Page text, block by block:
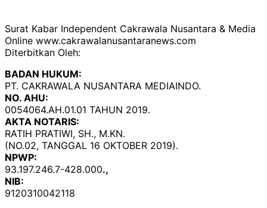
Surat Kabar Independent Cakrawala Nusantara & Media
Online www.cakrawalanusantaranews.com
Diterbitkan Oleh:
BADAN HUKUM:
PT. CAKRAWALA NUSANTARA MEDIAINDO.
NO. AHU:
0054064.AH.01.01 TAHUN 2019.
AKTA NOTARIS:
RATIH PRATIWI, SH., M.KN.
(NO.02, TANGGAL 16 OKTOBER 2019).
NPWP:
93.197.246.7-428.000.,
NIB:
9120310042118